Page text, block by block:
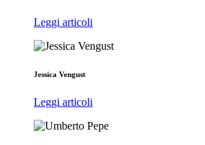
Leggi articoli
Jessica Vengust
Leggi articoli